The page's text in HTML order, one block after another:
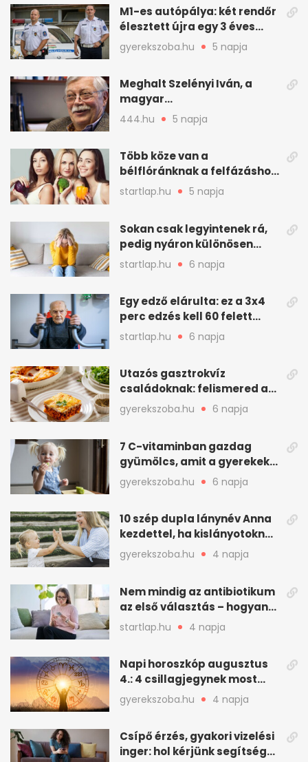
M1-es autópálya: két rendőr
élesztett újra egy 3 éves
kisfiút
gyerekszoba.hu 5 napja
Meghalt Szelényi Iván, a
magyar
társadalomtudomány
meghatározó alakja
444.hu 5 napja
Több köze van a
bélflóránknak a felfázáshoz,
mint hinnénk – Így védhetjük
nyáron a húgyutakat (x)
startlap.hu 5 napja
Sokan csak legyintenek rá,
pedig nyáron különösen
gyakran jelentkezik ez a
kellemetlen betegség
startlap.hu 6 napja
Egy edző elárulta: ez a 3x4
perc edzés kell 60 felett
mindenkinek
startlap.hu 6 napja
Utazós gasztrokvíz
családoknak: felismered az
asadót és társait?
gyerekszoba.hu 6 napja
7 C-vitaminban gazdag
gyümölcs, amit a gyerekek
is szívesen megesznek
gyerekszoba.hu 6 napja
10 szép dupla lánynév Anna
kezdettel, ha kislányotoknak
kerestek nevet
gyerekszoba.hu 4 napja
Nem mindig az antibiotikum
az első választás – hogyan
kezeljük a felfázást? (x)
startlap.hu 4 napja
Napi horoszkóp augusztus
4.: 4 csillagjegynek most
minden összejön
gyerekszoba.hu 4 napja
Csípő érzés, gyakori vizelési
inger: hol kérjünk segítséget